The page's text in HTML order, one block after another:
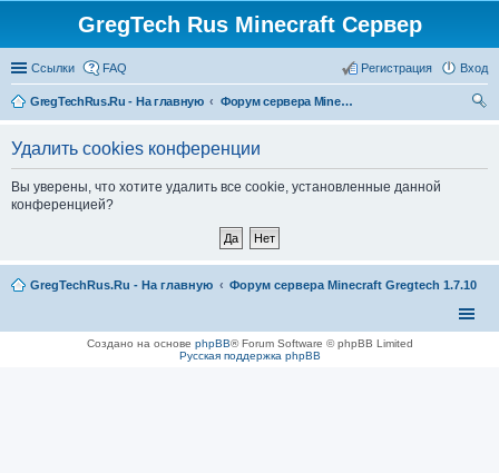
GregTech Rus Minecraft Сервер
Ссылки FAQ Вход
Регистрация
GregTechRus.Ru - На главную
Форум сервера Minecraft Gregtech 1.7.10
Удалить cookies конференции
Вы уверены, что хотите удалить все cookie, установленные данной
конференцией?
GregTechRus.Ru - На главную Форум сервера Minecraft Gregtech 1.7.10
Создано на основе phpBB® Forum Software © phpBB Limited
Русская поддержка phpBB